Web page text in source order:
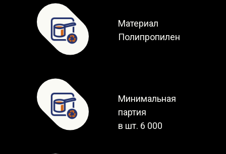
Материал
Полипропилен
Минимальная
партия
в шт. 6 000